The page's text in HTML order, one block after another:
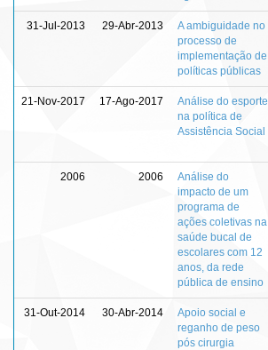
31-Jul-2013 29-Abr-2013
A ambiguidade no
processo de
implementação de
políticas públicas
21-Nov-2017 17-Ago-2017
Análise do esporte
na política de
Assistência Social
2006 2006
Análise do
impacto de um
programa de
ações coletivas na
saúde bucal de
escolares com 12
anos, da rede
pública de ensino
31-Out-2014 30-Abr-2014
Apoio social e
reganho de peso
pós cirurgia